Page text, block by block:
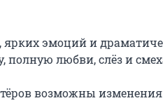
эмоций и
полную любви, слёз и
возможны